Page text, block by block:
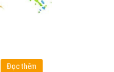
Đọc thêm